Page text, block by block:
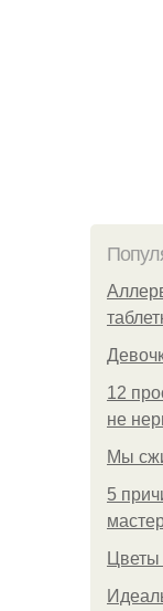
12
не
Мы
5
Цветы